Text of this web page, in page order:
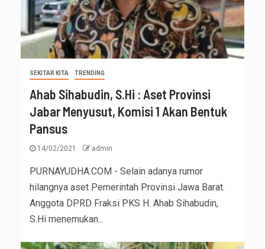
SEKITAR KITA TRENDING
Ahab Sihabudin, S.Hi : Aset Provinsi
Jabar Menyusut, Komisi 1 Akan Bentuk
Pansus
14/02/2021 admin
PURNAYUDHA.COM - Selain adanya rumor
hilangnya aset Pemerintah Provinsi Jawa Barat.
Anggota DPRD Fraksi PKS H. Ahab Sihabudin,
S.Hi menemukan...